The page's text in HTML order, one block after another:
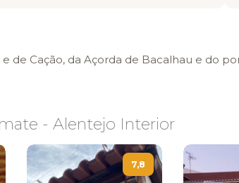
de Cação, da Açorda de Bacalhau e do
- Alentejo Interior
7,8